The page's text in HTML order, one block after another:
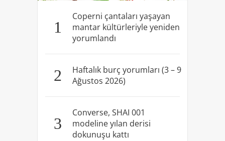
1
Coperni çantaları yaşayan
mantar kültürleriyle yeniden
yorumlandı
2
Haftalık burç yorumları (3 – 9
Ağustos 2026)
3
Converse, SHAI 001
modeline yılan derisi
dokunuşu kattı